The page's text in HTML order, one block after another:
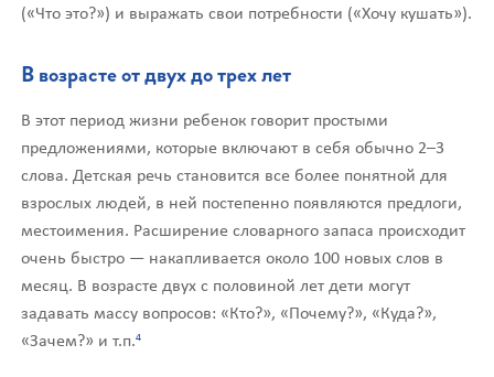
(«Что это?») и выражать свои потребности («Хочу кушать»).
В возрасте от двух до трех лет
В этот период жизни ребенок говорит простыми
предложениями, которые включают в себя обычно 2–3
слова. Детская речь становится все более понятной для
взрослых людей, в ней постепенно появляются предлоги,
местоимения. Расширение словарного запаса происходит
очень быстро — накапливается около 100 новых слов в
месяц. В возрасте двух с половиной лет дети могут
задавать массу вопросов: «Кто?», «Почему?», «Куда?»,
«Зачем?» и т.п.4